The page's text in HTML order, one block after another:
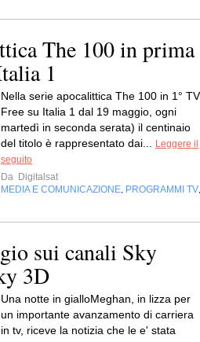
The 100 in prima
1
Nella serie apocalittica The 100 in 1° TV
Free su Italia 1 dal 19 maggio, ogni
martedì in seconda serata) il centinaio
del titolo è rappresentato dai...
Leggere il
seguito
Da Digitalsat
MEDIA E COMUNICAZIONE PROGRAMMI TV
sui canali Sky
3D
Una notte in gialloMeghan, in lizza per
un importante avanzamento di carriera
in tv, riceve la notizia che le e' stata